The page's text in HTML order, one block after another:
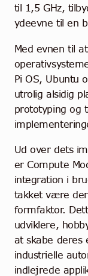
til 1,5 GHz,
ydeevne til en
Med evnen til
Pi OS, Ubuntu
utrolig alsidig
prototyping og
Ud over dets
er Compute
integration i
takket være
formfaktor.
udviklere,
at skabe deres
industrielle
indlejrede